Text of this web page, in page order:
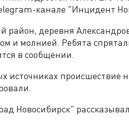
канале "Инцидент
район, деревня
и молнией. Ребята
в сообщении.
источниках происшествие
Новосибирск"